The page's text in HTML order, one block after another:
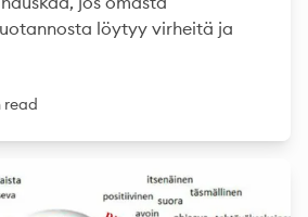
löytyy virheitä ja
read